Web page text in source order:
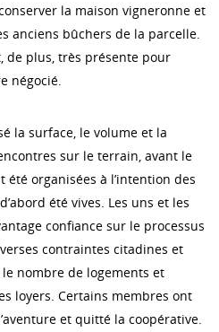
la maison vigneronne et
anciens bûchers de la parcelle.
de plus, très présente pour
négocié.
la surface, le volume et la
sur le terrain, avant le
organisées à l’intention des
été vives. Les uns et les
confiance sur le processus
contraintes citadines et
nombre de logements et
loyers. Certains membres ont
et quitté la coopérative.